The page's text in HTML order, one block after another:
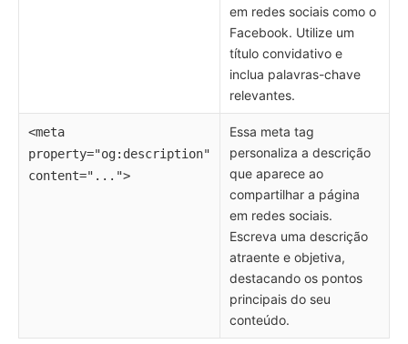
em redes sociais como o
Facebook. Utilize um
título convidativo e
inclua palavras-chave
relevantes.
<meta
property="og:description"
content="...">
Essa meta tag
personaliza a descrição
que aparece ao
compartilhar a página
em redes sociais.
Escreva uma descrição
atraente e objetiva,
destacando os pontos
principais do seu
conteúdo.